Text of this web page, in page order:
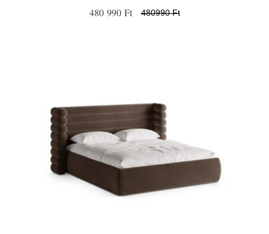
480 990 Ft 480990 Ft